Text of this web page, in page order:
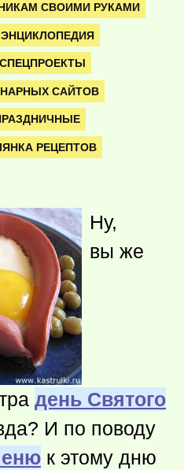
СВОИМИ РУКАМИ
САЙТОВ
РЕЦЕПТОВ
Ну,
вы же
день Святого
И по поводу
к этому дню